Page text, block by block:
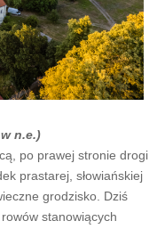
n.e.)
po prawej stronie drogi
prastarej, słowiańskiej
grodzisko. Dziś
stanowiących